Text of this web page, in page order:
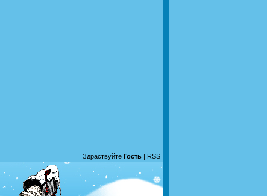
Здраствуйте Гость | RSS